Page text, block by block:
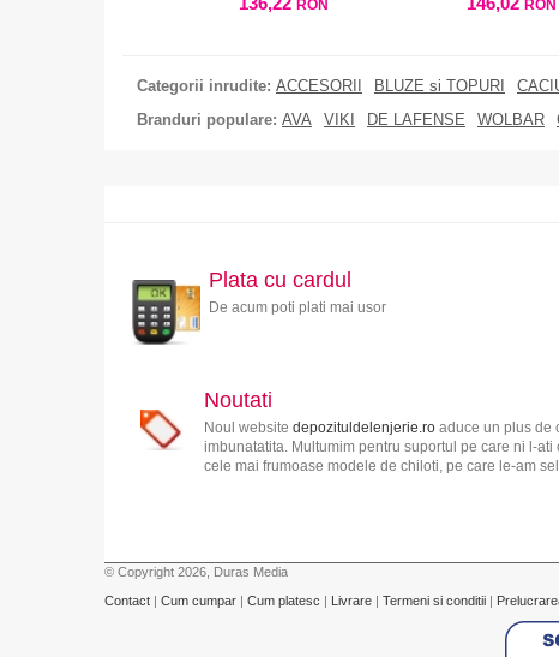
RON RON
Categorii inrudite: ACCESORII BLUZE si TOPURI
Branduri populare: AVA VIKI DE LAFENSE WOLBAR
Plata cu cardul
De acum poti plati mai usor
Noutati
Noul website depozituldelenjerie.roaduce un plus de
imbunatatita. Multumim pentru suportul pe care ni l-
cele mai frumoase modele de chiloti, pe care le-am
© Copyright 2026, Duras Media
Contact | Cum cumpar | Cum platesc | Livrare | Termeni si conditii |